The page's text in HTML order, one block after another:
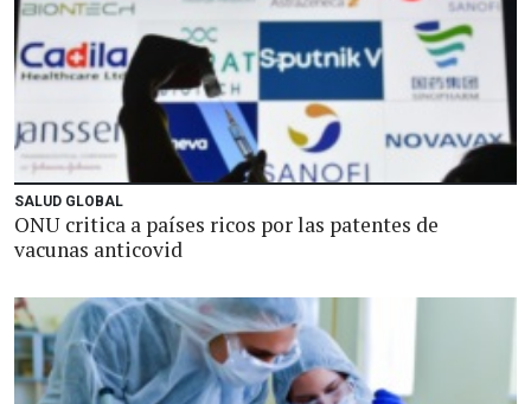
SALUD GLOBAL
ONU critica a países ricos por las patentes de
vacunas anticovid